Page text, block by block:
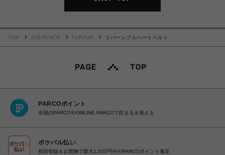
TOP 渋谷PARCO FURFUR リバーシブルハートベルト
PARCOポイント
全国のPARCOやONLINE PARCOで貯まる＆使える
ポケパル払い
初回登録＆お買物で最大1,500円分のPARCOポイント進呈